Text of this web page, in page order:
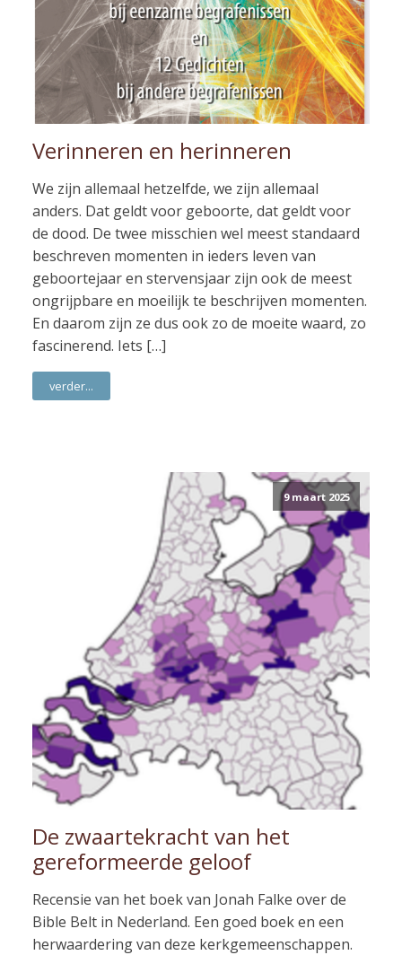
Verinneren en herinneren
We zijn allemaal hetzelfde, we zijn allemaal
anders. Dat geldt voor geboorte, dat geldt voor
de dood. De twee misschien wel meest standaard
beschreven momenten in ieders leven van
geboortejaar en stervensjaar zijn ook de meest
ongrijpbare en moeilijk te beschrijven momenten.
En daarom zijn ze dus ook zo de moeite waard, zo
fascinerend. Iets […]
verder...
9 maart 2025
De zwaartekracht van het
gereformeerde geloof
Recensie van het boek van Jonah Falke over de
Bible Belt in Nederland. Een goed boek en een
herwaardering van deze kerkgemeenschappen.